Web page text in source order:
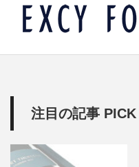
注目の記事 PICK